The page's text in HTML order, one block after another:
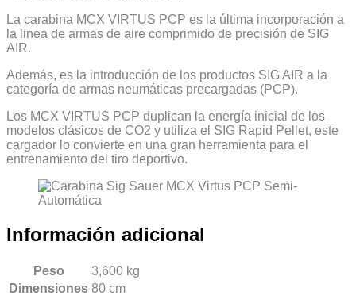
La carabina MCX VIRTUS PCP es la última incorporación a
la linea de armas de aire comprimido de precisión de SIG
AIR.
Además, es la introducción de los productos SIG AIR a la
categoría de armas neumáticas precargadas (PCP).
Los MCX VIRTUS PCP duplican la energía inicial de los
modelos clásicos de CO2 y utiliza el SIG Rapid Pellet, este
cargador lo convierte en una gran herramienta para el
entrenamiento del tiro deportivo.
Información adicional
Peso
3,600 kg
Dimensiones 80 cm